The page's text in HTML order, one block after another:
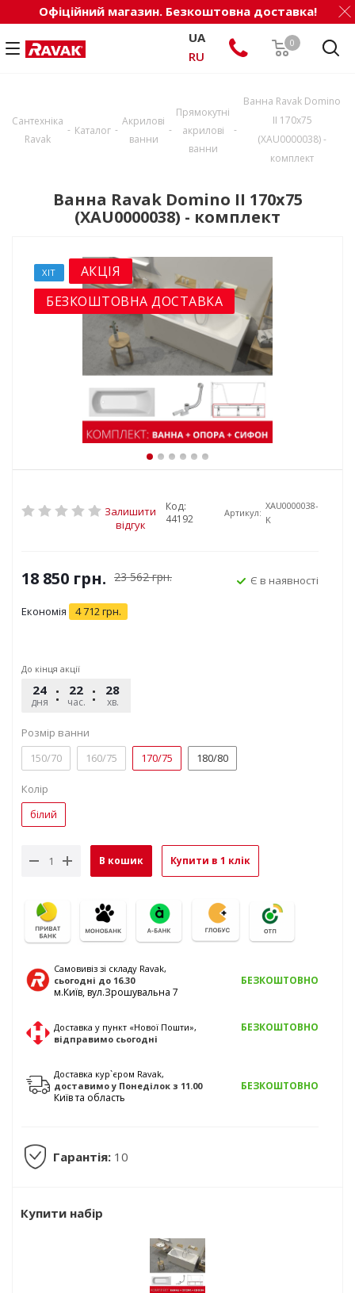
Офіційний магазин. Безкоштовна доставка!
0
UA
RU
Сантехніка
Ravak
- Каталог -
Акрилові
ванни
-
Прямокутні
акрилові
ванни
-
Ванна Ravak Domino
II 170х75
(XAU0000038) -
комплект
Ванна Ravak Domino II 170х75
(XAU0000038) - комплект
ХІТ
АКЦІЯ
БЕЗКОШТОВНА ДОСТАВКА
Залишити
відгук
Код:
44192
Артикул:
XAU0000038-
K
18 850 грн. 23 562грн.
Економія 4 712грн.
Є в наявності
До кінця акції
24
дня
22
час.
28
хв.
Розмір ванни
150/70
160/75 170/75 180/80
Колір
білий
В кошик Купити в 1 клік
Самовивіз зі складу Ravak,
сьогодні до 16.30
м.Київ, вул.Зрошувальна 7
БЕЗКОШТОВНО
Доставка у пункт «Нової Пошти»,
відправимо сьогодні
БЕЗКОШТОВНО
Доставка кур`єром Ravak,
доставимоу Понеділок з 11.00
Київ та область
БЕЗКОШТОВНО
Гарантія: 10
Купити набір